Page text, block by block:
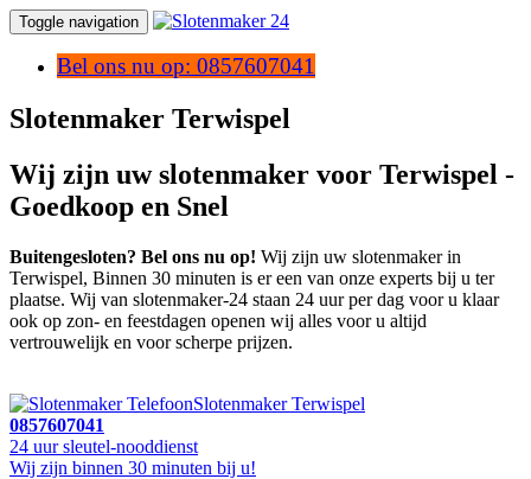
Toggle navigation
Bel ons nu op: 0857607041
Slotenmaker Terwispel
Wij zijn uw slotenmaker voor Terwispel -
Goedkoop en Snel
Buitengesloten? Bel ons nu op! Wij zijn uw slotenmaker in
Terwispel, Binnen 30 minuten is er een van onze experts bij u ter
plaatse. Wij van slotenmaker-24 staan 24 uur per dag voor u klaar
ook op zon- en feestdagen openen wij alles voor u altijd
vertrouwelijk en voor scherpe prijzen.
Slotenmaker Terwispel
0857607041
24 uur sleutel-nooddienst
Wij zijn binnen 30 minuten bij u!